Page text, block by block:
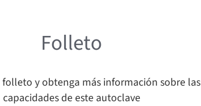
Folleto
folleto y obtenga más información sobre las
capacidades de este autoclave